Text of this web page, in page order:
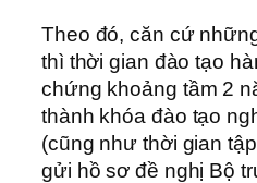
Theo đó, căn cứ
thì thời gian đào tạo
chứng khoảng tầm 2
thành khóa đào tạo
(cũng như thời gian
gửi hồ sơ đề nghị Bộ